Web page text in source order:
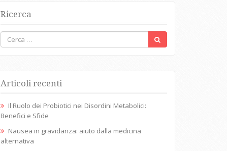
Ricerca
Articoli recenti
Il Ruolo dei Probiotici nei Disordini Metabolici:
Benefici e Sfide
Nausea in gravidanza: aiuto dalla medicina
alternativa